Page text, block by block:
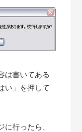
は書いてある
い」を押して
行ったら、